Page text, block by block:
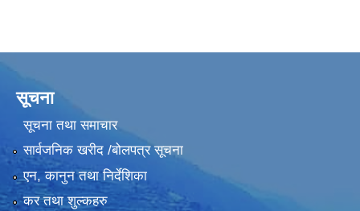
सूचना
सूचना तथा समाचार
सार्वजनिक खरीद /बोलपत्र सूचना
एन, कानुन तथा निर्देशिका
कर तथा शुल्कहरु